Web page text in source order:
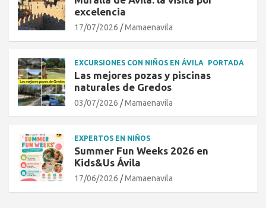
excelencia
17/07/2026 Mamaenavila
EXCURSIONES CON NIÑOS EN ÁVILA PORTADA
Las mejores pozas y piscinas
naturales de Gredos
03/07/2026 Mamaenavila
EXPERTOS EN NIÑOS
Summer Fun Weeks 2026 en
Kids&Us Ávila
17/06/2026 Mamaenavila